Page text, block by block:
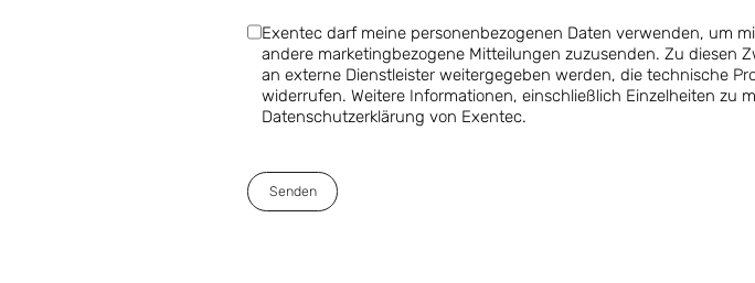
Exentec darf meine personenbezogenen Daten verwenden, um
andere marketingbezogene Mitteilungen zuzusenden. Zu diesen
an externe Dienstleister weitergegeben werden, die technische
widerrufen. Weitere Informationen, einschließlich Einzelheiten zu
Datenschutzerklärung von Exentec.
Senden